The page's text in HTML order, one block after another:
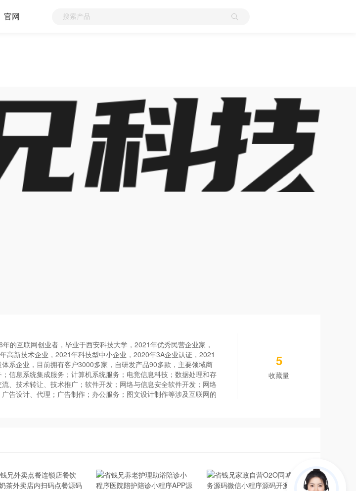
官网
的互联网创业者，毕业于西安科技大学，2021年优秀民营企业家，
高新技术企业，2021年科技型中小企业，2020年3A企业认证，2021
系企业，目前拥有客户3000多家，自研发产品90多款，主要领域商
信息系统集成服务；计算机系统服务；电竞信息科技；数据处理和存
、技术转让、技术推广；软件开发；网络与信息安全软件开发；网络
告设计、代理；广告制作；办公服务；图文设计制作等涉及互联网的
5
收藏量